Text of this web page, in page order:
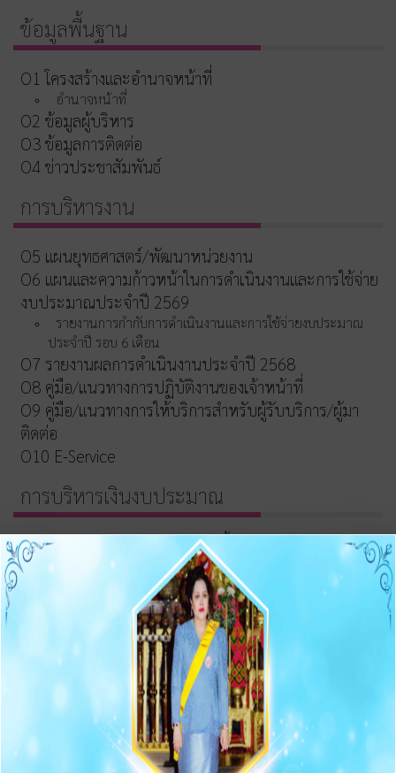
ข้อมูลพื้นฐาน
O1 โครงสร้างและอำนาจหน้าที่
อำนาจหน้าที่
O2 ข้อมูลผู้บริหาร
O3 ข้อมูลการติดต่อ
O4 ข่าวประชาสัมพันธ์
การบริหารงาน
O5 แผนยุทธศาสตร์/พัฒนาหน่วยงาน
O6 แผนและความก้าวหน้าในการดำเนินงานและการใช้จ่าย
งบประมาณประจำปี 2569
รายงานการกำกับการดำเนินงานและการใช้จ่ายงบประมาณ
ประจำปี รอบ 6 เดือน
O7 รายงานผลการดำเนินงานประจำปี 2568
O8 คู่มือ/แนวทางการปฏิบัติงานของเจ้าหน้าที่
O9 คู่มือ/แนวทางการให้บริการสำหรับผู้รับบริการ/ผู้มา
ติดต่อ
O10 E-Service
การบริหารเงินงบประมาณ
รายการและความก้าวหน้าการจัดซื้อจัดจ้างและจัดหาพัสดุ
ประกาศต่างๆ เกี่ยวกับการจัดซื้อจัดจ้าง/จัดหาพัสดุ
ความก้าวหน้าการจัดซื้อจัดจ้าง/จัดหาพัสดุ
O11 สรุปผลการจัดซื้อจัดจ้าง/จัดหาพัสดุรายเดือน
O12 รายงานสรุปผลการจัดซื้อจัดจ้าง/จัดหาพัสดุประจำปี
การบริหารและพัฒนาทรัพยากรบุคคล
O13 แผนบริหารและพัฒนาทรัพยากรบุคคล
การดำเนินการตามนโยบายบริหารทรัพยากรบุคคล
หลักเกณฑ์การบริหารและพัฒนาทรัพยากรบุคคล